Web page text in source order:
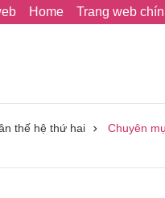
Home Trang web
thế hệ thứ hai Chuyên